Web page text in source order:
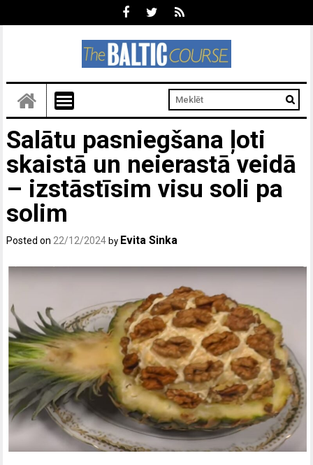
Salātu pasniegšana ļoti
skaistā un neierastā veidā
– izstāstīsim visu soli pa
solim
Posted on 22/12/2024 by Evita Sinka